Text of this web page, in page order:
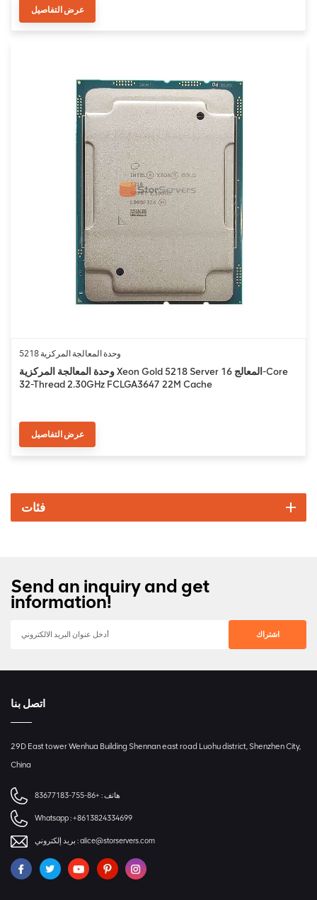
عرض التفاصيل
وحدة المعالجة المركزية 5218
وحدة المعالجة المركزية Xeon Gold 5218 Server المعالج 16-Core
32-Thread 2.30GHz FCLGA3647 22M Cache
عرض التفاصيل
فئات
Send an inquiry and get
information!
اتصل بنا
29D East tower Wenhua Building Shennan east road Luohu district, Shenzhen City,
China
هاتف : +86-755-83677183
Whatsapp :+8613824334699
بريد إلكتروني :alice@storservers.com